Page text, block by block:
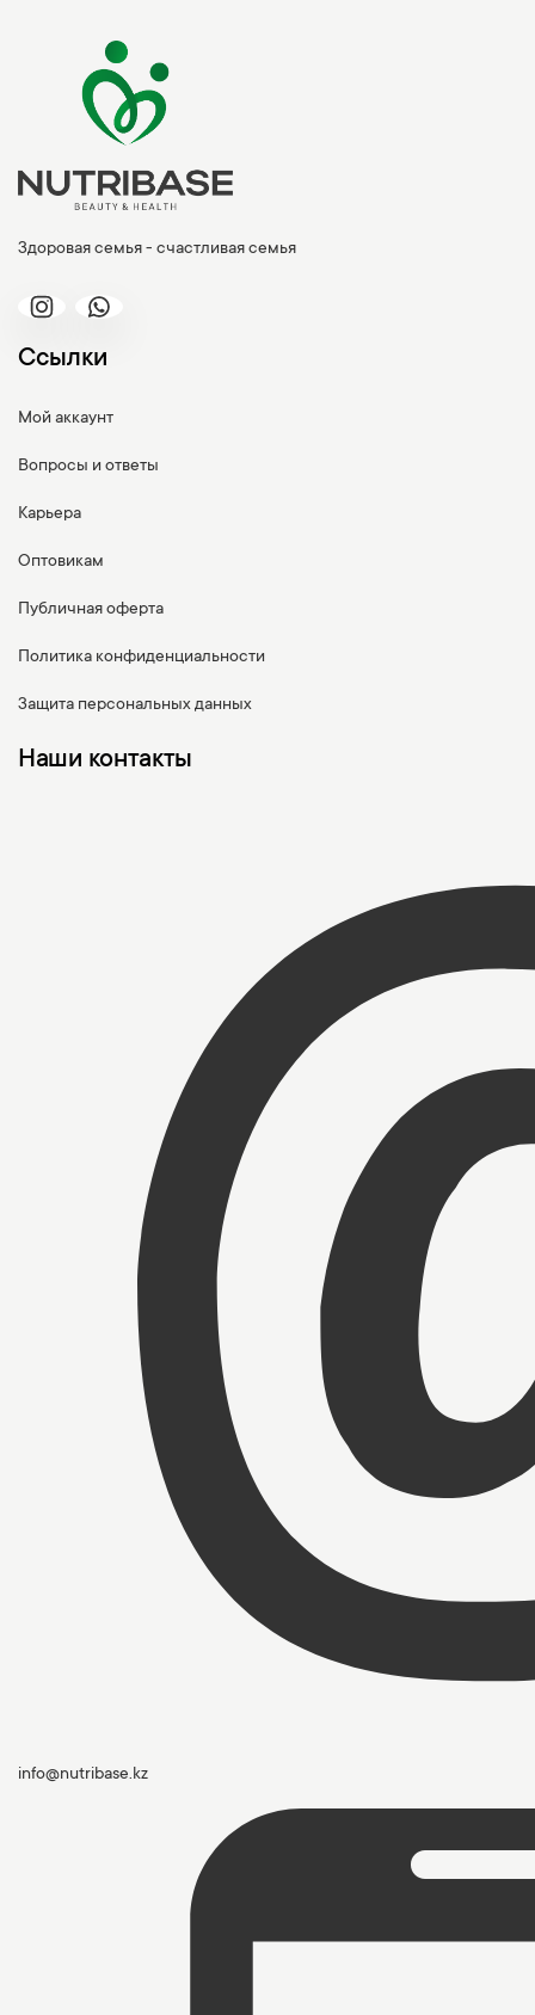
Здоровая семья - счастливая семья
Ссылки
Мой аккаунт
Вопросы и ответы
Карьера
Оптовикам
Публичная оферта
Политика конфиденциальности
Защита персональных данных
Наши контакты
info@nutribase.kz